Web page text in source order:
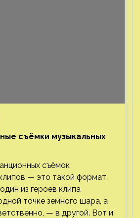
съёмки музыкальных
съёмок
— это такой формат,
из героев клипа
точке земного шара, а
— в другой. Вот и